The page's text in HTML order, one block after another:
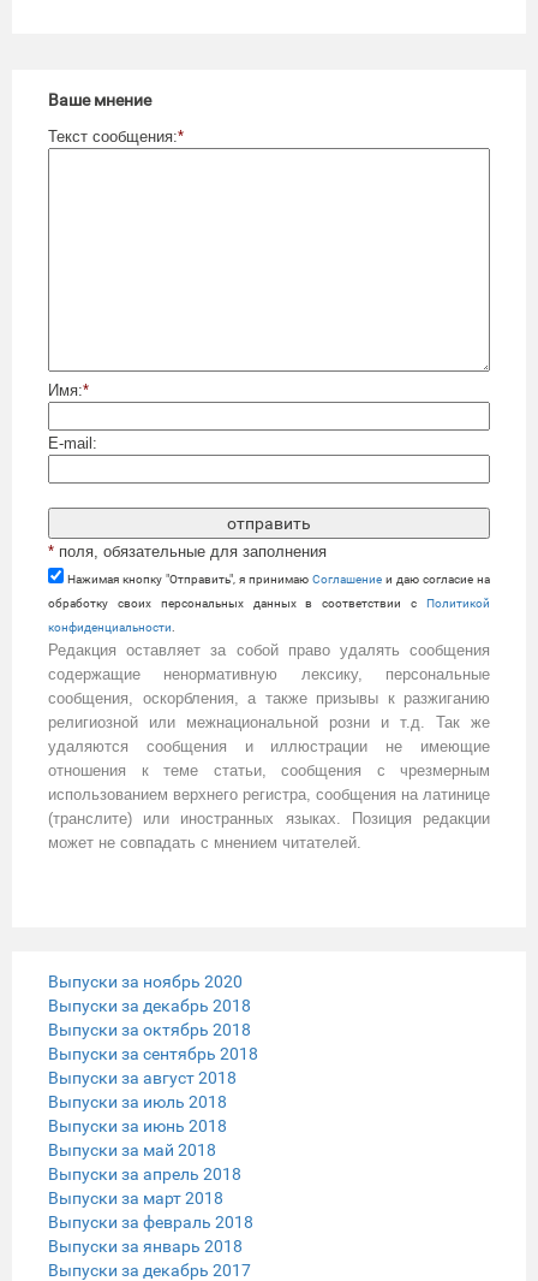
Ваше мнение
Текст сообщения:*
Имя:*
E-mail:
* поля, обязательные для заполнения
Нажимая кнопку "Отправить", я принимаю Cоглашение и даю согласие на
обработку своих персональных данных в соответствии с Политикой
конфиденциальности
Редакция оставляет за собой право удалять сообщения
содержащие ненормативную лексику, персональные
сообщения, оскорбления, а также призывы к разжиганию
религиозной или межнациональной розни и т.д. Так же
удаляются сообщения и иллюстрации не имеющие
отношения к теме статьи, сообщения с чрезмерным
использованием верхнего регистра, сообщения на латинице
(транслите) или иностранных языках. Позиция редакции
может не совпадать с мнением читателей.
Выпуски за ноябрь 2020
Выпуски за декабрь 2018
Выпуски за октябрь 2018
Выпуски за сентябрь 2018
Выпуски за август 2018
Выпуски за июль 2018
Выпуски за июнь 2018
Выпуски за май 2018
Выпуски за апрель 2018
Выпуски за март 2018
Выпуски за февраль 2018
Выпуски за январь 2018
Выпуски за декабрь 2017